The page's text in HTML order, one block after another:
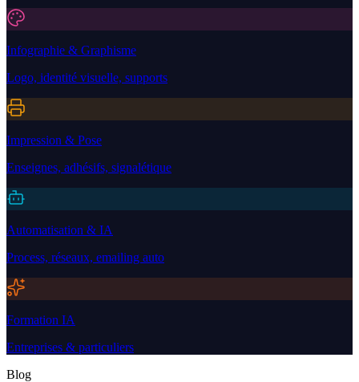
Infographie & Graphisme
Logo, identité visuelle, supports
Impression & Pose
Enseignes, adhésifs, signalétique
Automatisation & IA
Process, réseaux, emailing auto
Formation IA
Entreprises & particuliers
Blog